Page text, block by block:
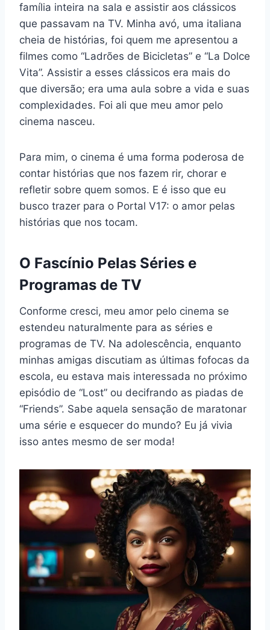
família inteira na sala e assistir aos clássicos
que passavam na TV. Minha avó, uma italiana
cheia de histórias, foi quem me apresentou a
filmes como “Ladrões de Bicicletas” e “La Dolce
Vita”. Assistir a esses clássicos era mais do
que diversão; era uma aula sobre a vida e suas
complexidades. Foi ali que meu amor pelo
cinema nasceu.
Para mim, o cinema é uma forma poderosa de
contar histórias que nos fazem rir, chorar e
refletir sobre quem somos. E é isso que eu
busco trazer para o Portal V17: o amor pelas
histórias que nos tocam.
O Fascínio Pelas Séries e
Programas de TV
Conforme cresci, meu amor pelo cinema se
estendeu naturalmente para as séries e
programas de TV. Na adolescência, enquanto
minhas amigas discutiam as últimas fofocas da
escola, eu estava mais interessada no próximo
episódio de “Lost” ou decifrando as piadas de
“Friends”. Sabe aquela sensação de maratonar
uma série e esquecer do mundo? Eu já vivia
isso antes mesmo de ser moda!